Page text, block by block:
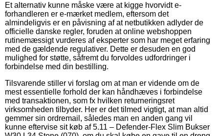
Et alternativ kunne måske være at kigge hvorvidt e-
forhandleren er e-mærket medlem, eftersom det
almindeligvis er en påvisning af at netbutikken adlyder de
officielle danske regler, foruden at online webshoppen
rutinemæssigt vurderes af eksperter som har meget erfaring
med de gældende regulativer. Dette er desuden en god
mulighed for støtte, såfremt du forvoldes udfordringer i
forbindelse med din bestilling.
Tilsvarende stiller vi forslag om at man er vidende om de
mest essentielle forhold der kan håndhæves i forbindelse
med transaktionen, som fx hvilken returneringsret
virksomheden tilbyder. Her er det tilmed vigtigt, at man altid
gemmer sin ordremail, således man en anden gang vil
kunne eftervise sit køb af 5.11 – Defender-Flex Slim Bukser